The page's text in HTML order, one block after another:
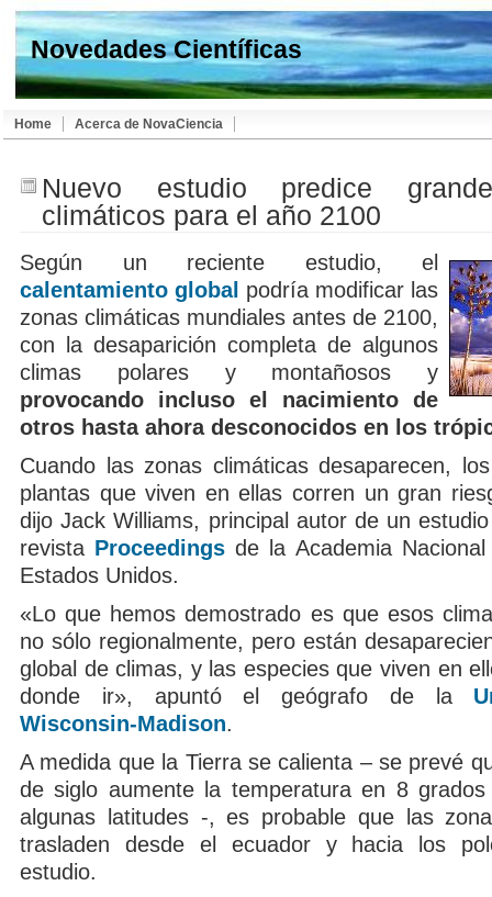
Novedades Científicas
Home Acerca de NovaCiencia
Nuevo estudio predice
climáticos para el año 2100
Según un reciente estudio, el
calentamiento global podría modificar las
zonas climáticas mundiales antes de 2100,
con la desaparición completa de algunos
climas polares y montañosos y
provocando incluso el nacimiento de
otros hasta ahora desconocidos en los
Cuando las zonas climáticas desaparecen,
plantas que viven en ellas corren un gran
dijo Jack Williams, principal autor de un
revista Proceedings de la Academia
Estados Unidos.
«Lo que hemos demostrado es que esos
no sólo regionalmente, pero están
global de climas, y las especies que viven en
donde ir», apuntó el geógrafo de la
Wisconsin-Madison.
A medida que la Tierra se calienta – se prevé
de siglo aumente la temperatura en 8
algunas latitudes -, es probable que las
trasladen desde el ecuador y hacia los
estudio.